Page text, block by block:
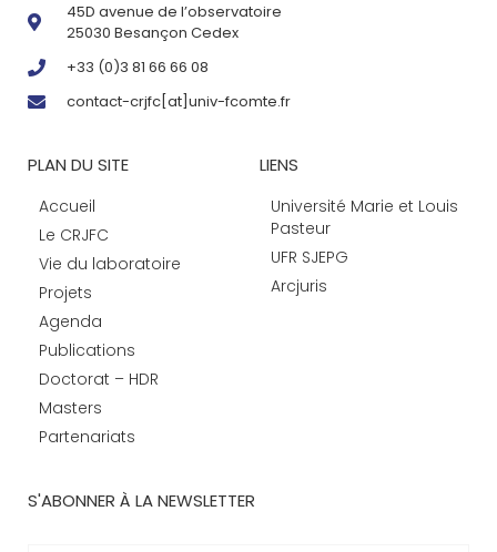
45D avenue de l’observatoire
25030 Besançon Cedex
+33 (0)3 81 66 66 08
contact-crjfc[at]univ-fcomte.fr
PLAN DU SITE
Accueil
Le CRJFC
Vie du laboratoire
Projets
Agenda
Publications
Doctorat – HDR
Masters
Partenariats
LIENS
Université Marie et Louis
Pasteur
UFR SJEPG
Arcjuris
S'ABONNER À LA NEWSLETTER